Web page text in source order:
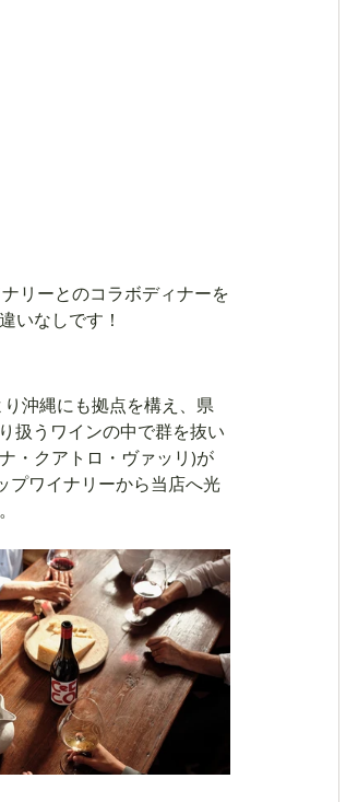
リーとのコラボディナーを
いなしです！
沖縄にも拠点を構え、県
扱うワインの中で群を抜い
・クアトロ・ヴァッリ)が
プワイナリーから当店へ光